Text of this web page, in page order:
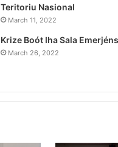
Teritoriu Nasional
March 11, 2022
Krize Boót Iha Sala
March 26, 2022